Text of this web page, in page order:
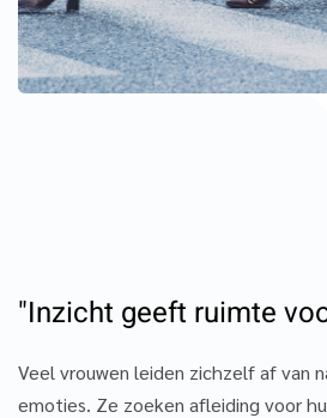
"Inzicht geeft ruimte
Veel vrouwen leiden zichzelf af van
emoties. Ze zoeken afleiding voor